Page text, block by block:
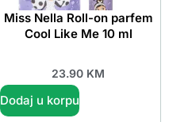
Miss Nella Roll-on parfem
Cool Like Me 10 ml
23.90 KM
Dodaj u korpu